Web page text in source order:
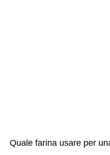
Quale farina usare per